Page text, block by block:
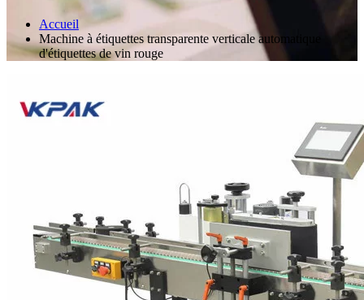
Accueil
Machine à étiquettes transparente verticale automatique
d'étiquettes de vin rouge